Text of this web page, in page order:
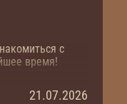
с
время!
21.07.2026